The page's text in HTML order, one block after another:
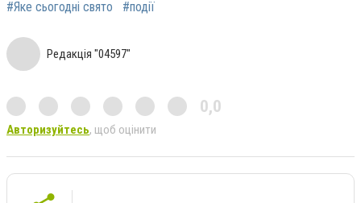
#Яке сьогодні свято #події
Редакція "04597"
0,0
Авторизуйтесь, щоб оцінити